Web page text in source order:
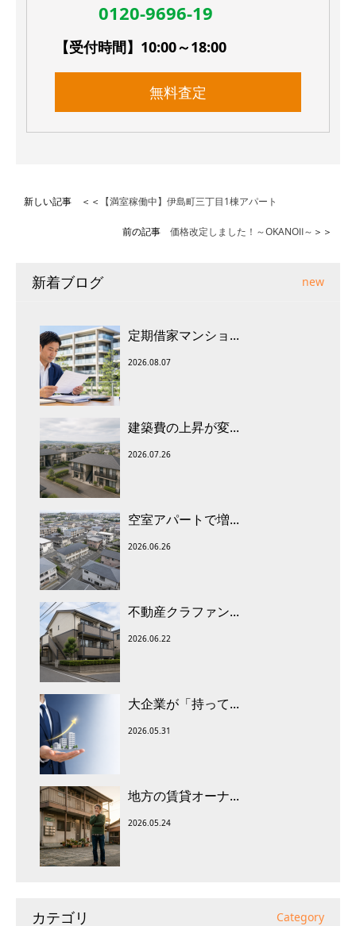
0120-9696-19
【受付時間】10:00～18:00
無料査定
新しい記事 ＜＜ 【満室稼働中】伊島町三丁目1棟アパート
前の記事 価格改定しました！～OKANOⅡ～ ＞＞
新着ブログ new
定期借家マンショ...
2026.08.07
建築費の上昇が変...
2026.07.26
空室アパートで増...
2026.06.26
不動産クラファン...
2026.06.22
大企業が「持って...
2026.05.31
地方の賃貸オーナ...
2026.05.24
カテゴリ Category